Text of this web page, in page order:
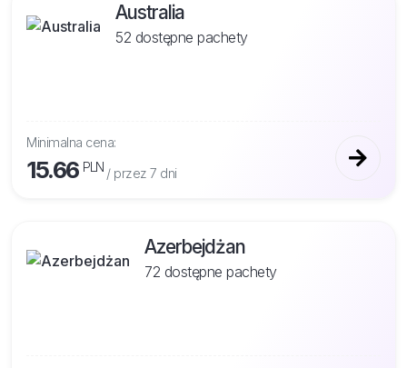
Australia
52 dostępne pachety
Minimalna cena:
15.66 PLN/ przez 7 dni
Azerbejdżan
72 dostępne pachety